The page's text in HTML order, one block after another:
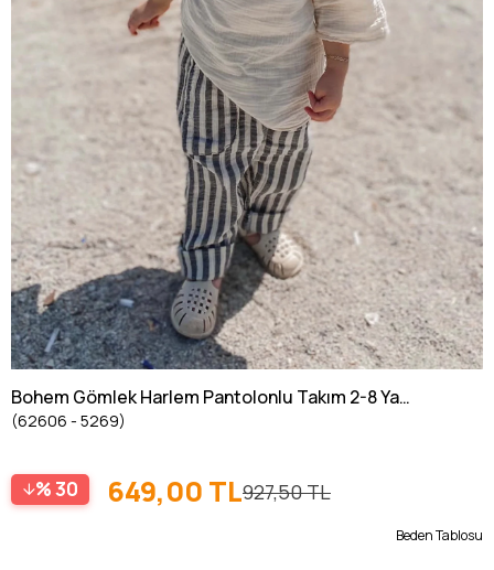
Bohem Gömlek Harlem Pantolonlu Takım 2-8 Yaş
KREM/LACİVERT
(62606 - 5269)
30 927,50 TL
649,00 TL
Beden Tablosu